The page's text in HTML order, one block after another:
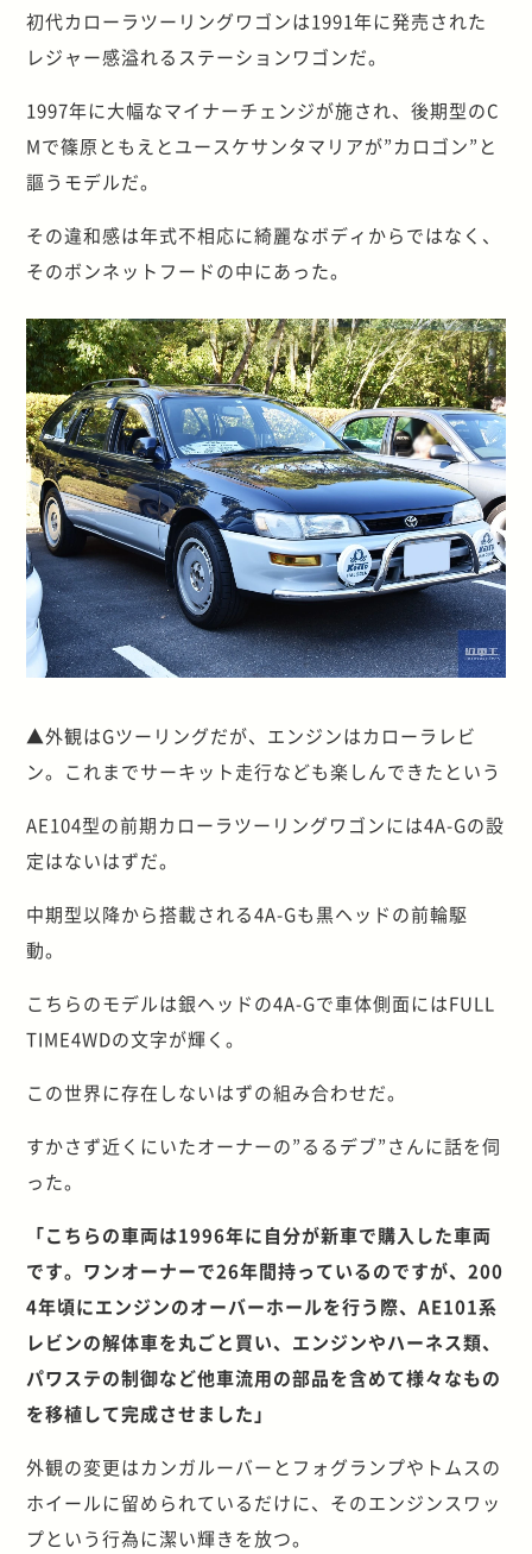
初代カローラツーリングワゴンは1991年に発売された
レジャー感溢れるステーションワゴンだ。
1997年に大幅なマイナーチェンジが施され、後期型のC
Mで篠原ともえとユースケサンタマリアが”カロゴン”と
謳うモデルだ。
その違和感は年式不相応に綺麗なボディからではなく、
そのボンネットフードの中にあった。
▲外観はGツーリングだが、エンジンはカローラレビ
ン。これまでサーキット走行なども楽しんできたという
AE104型の前期カローラツーリングワゴンには4A-Gの設
定はないはずだ。
中期型以降から搭載される4A-Gも黒ヘッドの前輪駆
動。
こちらのモデルは銀ヘッドの4A-Gで車体側面にはFULL
TIME4WDの文字が輝く。
この世界に存在しないはずの組み合わせだ。
すかさず近くにいたオーナーの”るるデブ”さんに話を伺
った。
「こちらの車両は1996年に自分が新車で購入した車両
です。ワンオーナーで26年間持っているのですが、200
4年頃にエンジンのオーバーホールを行う際、AE101系
レビンの解体車を丸ごと買い、エンジンやハーネス類、
パワステの制御など他車流用の部品を含めて様々なもの
を移植して完成させました」
外観の変更はカンガルーバーとフォグランプやトムスの
ホイールに留められているだけに、そのエンジンスワッ
プという行為に潔い輝きを放つ。